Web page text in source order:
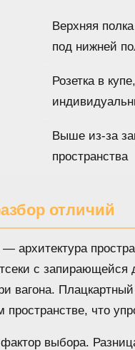
Верхняя
под нижней
Розетка в
Выше из-за
пространства
отличий
архитектура
с запирающейся
вагона.
пространстве, что
выбора.